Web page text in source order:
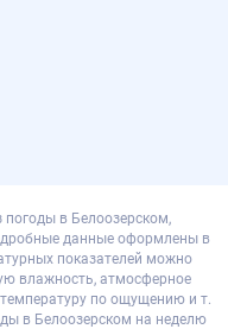
погоды в Белоозерском,
данные оформлены в
показателей можно
влажность, атмосферное
по ощущению и т.
в Белоозерском на неделю